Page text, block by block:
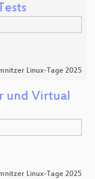
Linux-Tage 2025
und Virtual
Linux-Tage 2025